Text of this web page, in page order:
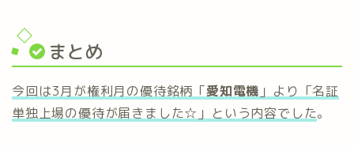
まとめ
今回は3月が権利月の優待銘柄「愛知電機 」より「名証
単独上場の優待が届きました☆」という内容でした。